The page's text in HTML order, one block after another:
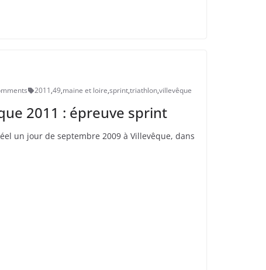
2011,49,maine et loire,sprint,triathlon,villevêque
2011 : épreuve sprint
un jour de septembre 2009 à Villevêque, dans